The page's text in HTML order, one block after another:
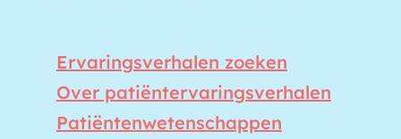
Ervaringsverhalen zoeken
Over patiëntervaringsverhalen
Patiëntenwetenschappen